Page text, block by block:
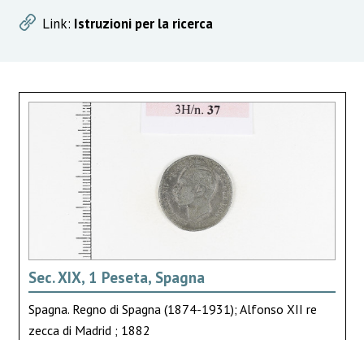
Link: Istruzioni per la ricerca
Sec. XIX, 1 Peseta, Spagna
Spagna. Regno di Spagna (1874-1931); Alfonso XII re
zecca di Madrid ; 1882